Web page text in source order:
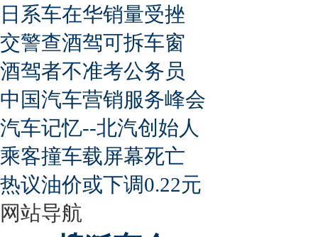
日系车在华销量受挫
交警查酒驾可拆车窗
酒驾者不准考公务员
中国汽车营销服务峰会
汽车记忆--北汽创始人
乘客撞车载屏幕死亡
热议油价或下调0.22元
网站导航